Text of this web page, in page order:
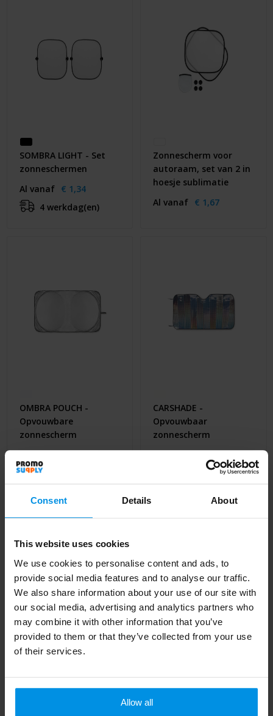
Consent Details About
This website uses cookies
We use cookies to personalise content and ads, to
provide social media features and to analyse our traffic.
We also share information about your use of our site with
our social media, advertising and analytics partners who
may combine it with other information that you’ve
provided to them or that they’ve collected from your use
of their services.
Allow all
Outdoor & Vrije Tijd
Auto & Veiligheid
Paraplu's
Cadeaubonnen
SOMBRA LIGHT - Set
zonneschermen
Al vanaf € 1,34
4 werkdag(en)
Zonnescherm voor
autoraam, set van 2 in
hoesje sublimatie
Al vanaf € 1,67
OMBRA POUCH -
Opvouwbare
zonnescherm
Al vanaf € 3,05
4 werkdag(en)
CARSHADE -
Opvouwbaar
zonnescherm
Al vanaf € 4,13
4 werkdag(en)
zonnewering paraplu